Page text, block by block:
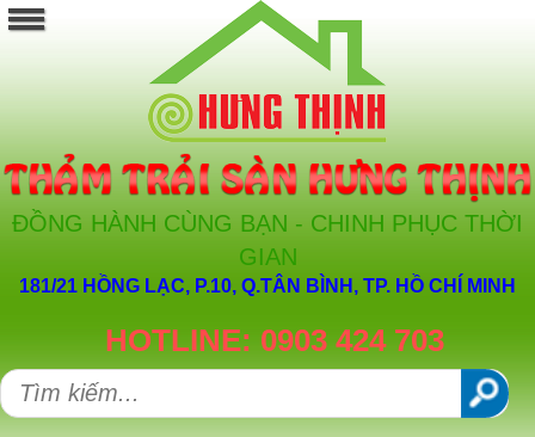
ĐỒNG HÀNH CÙNG BẠN - CHINH PHỤC THỜI
GIAN
181/21 HỒNG LẠC, P.10, Q.TÂN BÌNH, TP. HỒ CHÍ MINH
HOTLINE: 0903 424 703